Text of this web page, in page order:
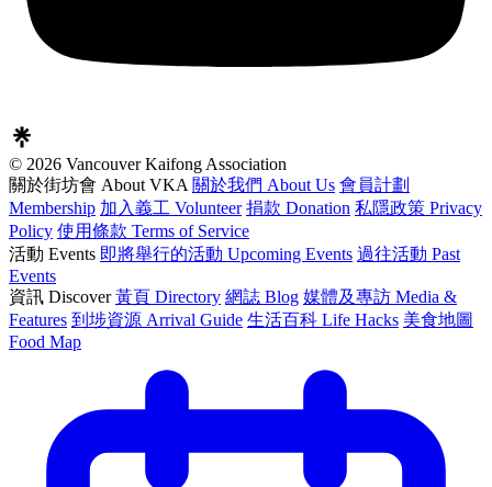
© 2026 Vancouver Kaifong Association
關於街坊會 About VKA 關於我們 About Us 會員計劃
Membership 加入義工 Volunteer 捐款 Donation 私隱政策 Privacy
Policy 使用條款 Terms of Service
活動 Events 即將舉行的活動 Upcoming Events 過往活動 Past
Events
資訊 Discover 黃頁 Directory 網誌 Blog 媒體及專訪 Media &
Features 到埗資源 Arrival Guide 生活百科 Life Hacks 美食地圖
Food Map